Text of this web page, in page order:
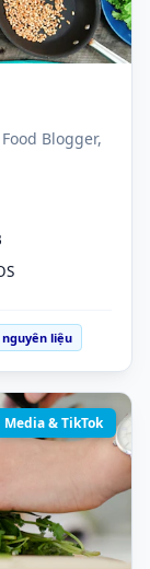
Blogger,
nguyên liệu
Media & TikTok